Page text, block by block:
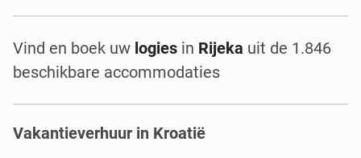
Vind en boek uw logies in Rijeka uit de 1.846
beschikbare accommodaties
Vakantieverhuur in Kroatië